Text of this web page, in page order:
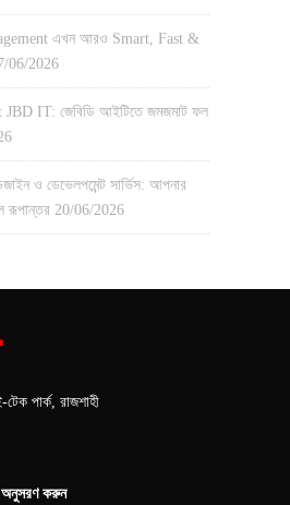
এখন আরও Smart, Fast &
06/2026
IT: জেবিডি আইটিতে জমজমাট ফল
ও ডেভেলপমেন্ট সার্ভিস: আপনার
রূপান্তর 20/06/2026
টেক পার্ক, রাজশাহী
অনুসরণ করুন